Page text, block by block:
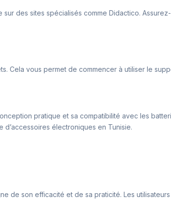
des sites spécialisés comme Didactico.
vous permet de commencer à utiliser le
pratique et sa compatibilité avec les
électroniques en Tunisie.
de son efficacité et de sa praticité. Les